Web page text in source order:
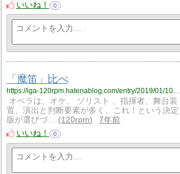
いいね！
0
「魔笛」比べ
https://iga-120rpm.hatenablog.com/entry/2019/01/10/191906?utm_source=feed
オペラは、オケ、 ソリスト 、指揮者、舞台装
置、演出と判断要素が多く、これ！という決定
版が選びづ…
120rpm
7年前
いいね！
0